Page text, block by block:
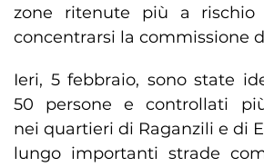
zone ritenute più a rischio
concentrarsi la commissione
Ieri, 5 febbraio, sono state
50 persone e controllati
nei quartieri di Raganzili e di
lungo importanti strade